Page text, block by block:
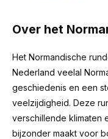
Over het
Het Normandische
Nederland veelal
geschiedenis en een
veelzijdigheid. Deze
verschillende klimaten
bijzonder maakt voor